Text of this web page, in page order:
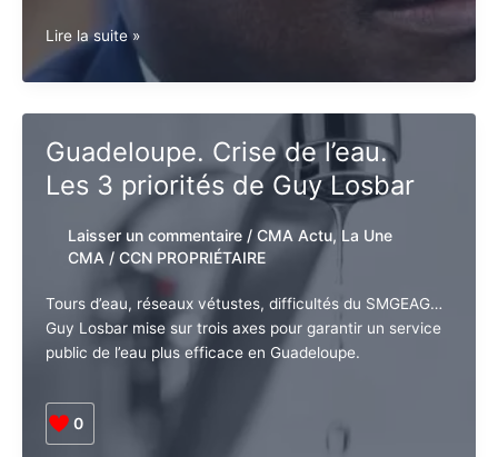
Guadeloupe.
Institutions.
s’insurge
contre
diffusion
informations
sur
le
des
institutions
Lire la suite »
Guadeloupe. Crise de l’eau.
Les 3 priorités de Guy Losbar
Laisser un commentaire /CMA Actu
/CCN PROPRIÉTAIRE
Tours d’eau, réseaux vétustes, difficultés du
SMGEAG… Guy Losbar mise sur trois axes pour
Guadeloupe.